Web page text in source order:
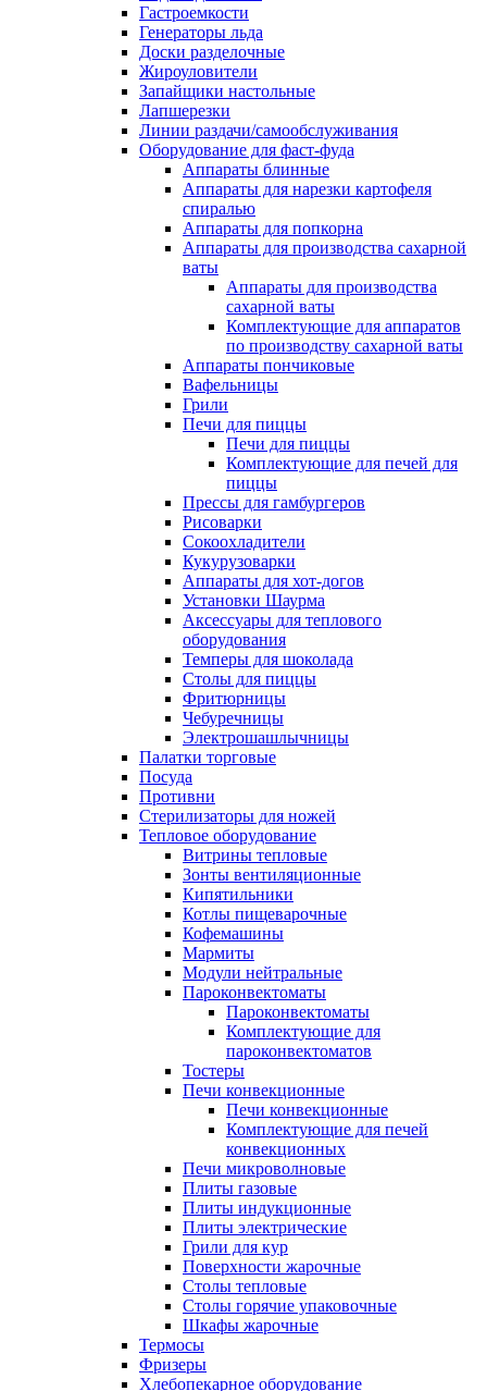
Гастроемкости
Генераторы льда
Доски разделочные
Жироуловители
Запайщики настольные
Лапшерезки
Линии раздачи/самообслуживания
Оборудование для фаст-фуда
Аппараты блинные
Аппараты для нарезки картофеля
спиралью
Аппараты для попкорна
Аппараты для производства сахарной
ваты
Аппараты для производства
сахарной ваты
Комплектующие для аппаратов
по производству сахарной ваты
Аппараты пончиковые
Вафельницы
Грили
Печи для пиццы
Печи для пиццы
Комплектующие для печей для
пиццы
Прессы для гамбургеров
Рисоварки
Сокоохладители
Кукурузоварки
Аппараты для хот-догов
Установки Шаурма
Аксессуары для теплового
оборудования
Темперы для шоколада
Столы для пиццы
Фритюрницы
Чебуречницы
Электрошашлычницы
Палатки торговые
Посуда
Противни
Стерилизаторы для ножей
Тепловое оборудование
Витрины тепловые
Зонты вентиляционные
Кипятильники
Котлы пищеварочные
Кофемашины
Мармиты
Модули нейтральные
Пароконвектоматы
Пароконвектоматы
Комплектующие для
пароконвектоматов
Тостеры
Печи конвекционные
Печи конвекционные
Комплектующие для печей
конвекционных
Печи микроволновые
Плиты газовые
Плиты индукционные
Плиты электрические
Грили для кур
Поверхности жарочные
Столы тепловые
Столы горячие упаковочные
Шкафы жарочные
Термосы
Фризеры
Хлебопекарное оборудование